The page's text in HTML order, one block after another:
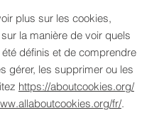
plus sur les cookies,
la manière de voir quels
définis et de comprendre
gérer, les supprimer ou les
https://aboutcookies.org/
fr/.